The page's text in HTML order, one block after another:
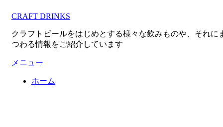
CRAFT DRINKS
クラフトビールをはじめとする様々な飲みものや、それに
つわる情報をご紹介しています
メニュー
ホーム